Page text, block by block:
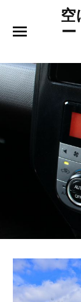
空